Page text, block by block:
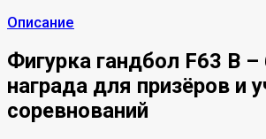
Описание
Фигурка гандбол F63 B –
награда для призёров и
соревнований